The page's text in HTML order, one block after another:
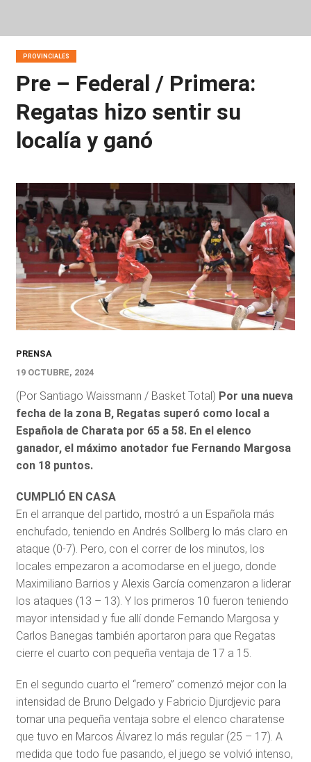
PROVINCIALES
Pre – Federal / Primera:
Regatas hizo sentir su
localía y ganó
PRENSA
19 OCTUBRE, 2024
(Por Santiago Waissmann / Basket Total) Por una nueva
fecha de la zona B, Regatas superó como local a
Española de Charata por 65 a 58. En el elenco
ganador, el máximo anotador fue Fernando Margosa
con 18 puntos.
CUMPLIÓ EN CASA
En el arranque del partido, mostró a un Española más
enchufado, teniendo en Andrés Sollberg lo más claro en
ataque (0-7). Pero, con el correr de los minutos, los
locales empezaron a acomodarse en el juego, donde
Maximiliano Barrios y Alexis García comenzaron a liderar
los ataques (13 – 13). Y los primeros 10 fueron teniendo
mayor intensidad y fue allí donde Fernando Margosa y
Carlos Banegas también aportaron para que Regatas
cierre el cuarto con pequeña ventaja de 17 a 15.
En el segundo cuarto el “remero” comenzó mejor con la
intensidad de Bruno Delgado y Fabricio Djurdjevic para
tomar una pequeña ventaja sobre el elenco charatense
que tuvo en Marcos Álvarez lo más regular (25 – 17). A
medida que todo fue pasando, el juego se volvió intenso,